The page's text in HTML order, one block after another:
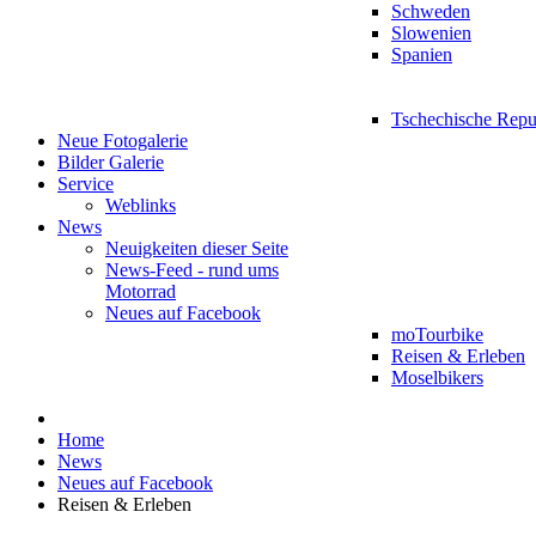
Schweden
Slowenien
Spanien
Tschechische
Neue Fotogalerie
Bilder Galerie
Service
Weblinks
News
Neuigkeiten dieser Seite
News-Feed - rund ums
Motorrad
Neues auf Facebook
moTourbike
Reisen & Erleben
Moselbikers
Home
News
Neues auf Facebook
Reisen & Erleben